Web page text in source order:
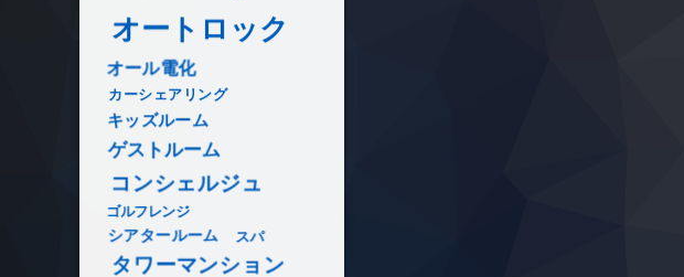
オートロック
オール電化
カーシェアリング
キッズルーム
ゲストルーム
コンシェルジュ
ゴルフレンジ
シアタールーム スパ
タワーマンション